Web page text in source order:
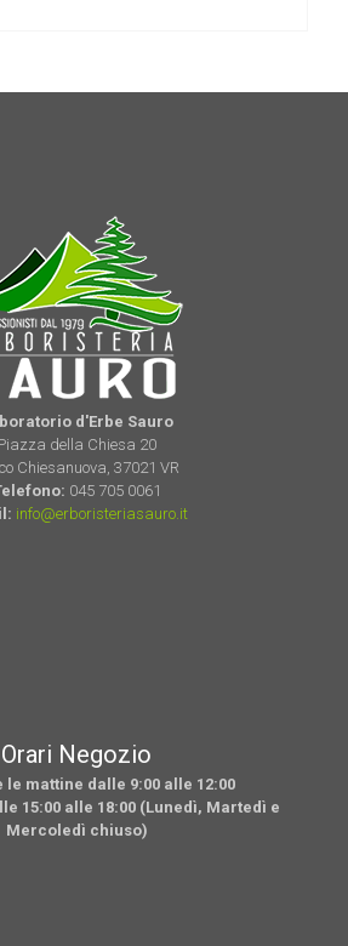
d'Erbe Sauro
della Chiesa 20
Chiesanuova, 37021 VR
045 705 0061
info@erboristeriasauro.it
Orari Negozio
le mattine dalle 9:00 alle 12:00
15:00 alle 18:00 (Lunedì, Martedì e
Mercoledì chiuso)